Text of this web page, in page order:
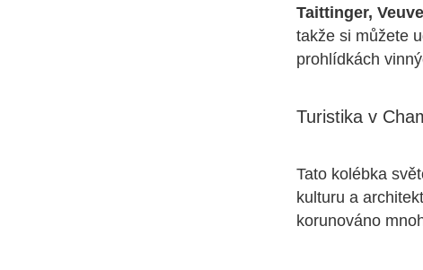
Taittinger,
takže si můžete
prohlídkách
Turistika v
Tato kolébka
kulturu a
korunováno